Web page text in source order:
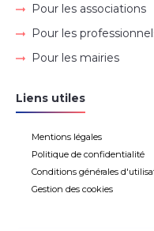
Pour les associations
Pour les
Pour les mairies
Liens utiles
Mentions légales
Politique de confidentialité
Conditions générales
Gestion des cookies